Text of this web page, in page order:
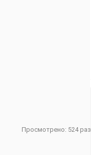
Просмотрено: 524 раз